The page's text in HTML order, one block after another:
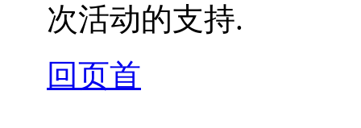
次活动的支持.
回页首